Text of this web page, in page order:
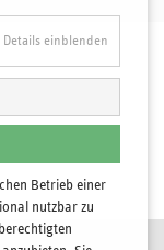
Details einblenden
Betrieb einer
nutzbar zu